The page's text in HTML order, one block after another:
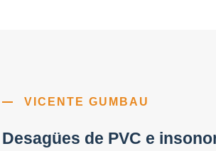
VICENTE GUMBAU
Desagües de PVC e